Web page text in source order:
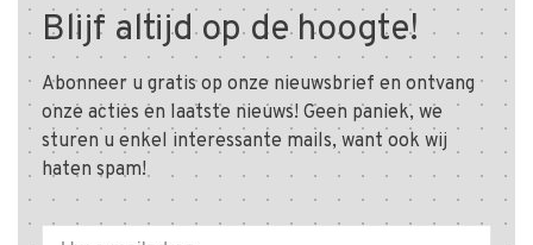
Blijf altijd op de hoogte!
Abonneer u gratis op onze nieuwsbrief en ontvang
onze acties en laatste nieuws! Geen paniek, we
sturen u enkel interessante mails, want ook wij
haten spam!